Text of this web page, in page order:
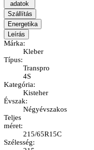
adatok
Szállítás
Energetika
Leírás
Márka:
Kleber
Típus:
Transpro
4S
Kategória:
Kisteher
Évszak:
Négyévszakos
Teljes
méret:
215/65R15C
Szélesség: